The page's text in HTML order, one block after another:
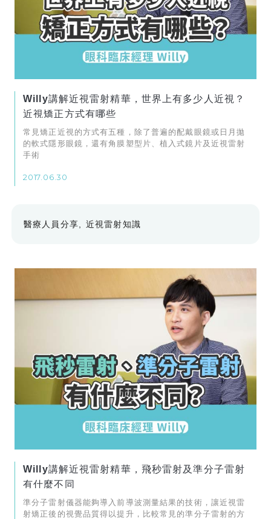
Willy講解近視雷射精華，世界上有多少人近視？
近視矯正方式有哪些
常見矯正近視的方式有五種，除了普遍的配戴眼鏡或日月拋
的軟式隱形眼鏡，還有角膜塑型片、植入式鏡片及近視雷射
手術
2017.06.30
醫療人員分享 近視雷射知識
Willy講解近視雷射精華，飛秒雷射及準分子雷射
有什麼不同
準分子雷射儀器能夠導入前導波測量結果的技術，讓近視雷
射矯正後的視覺品質得以提升，比較常見的準分子雷射的方